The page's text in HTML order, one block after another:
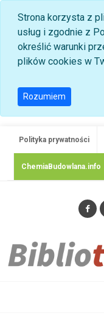
Strona korzysta z
usług i zgodnie z
określić warunki
plików cookies w
Rozumiem
Polityka prywatności
ChemiaBudowlana.info